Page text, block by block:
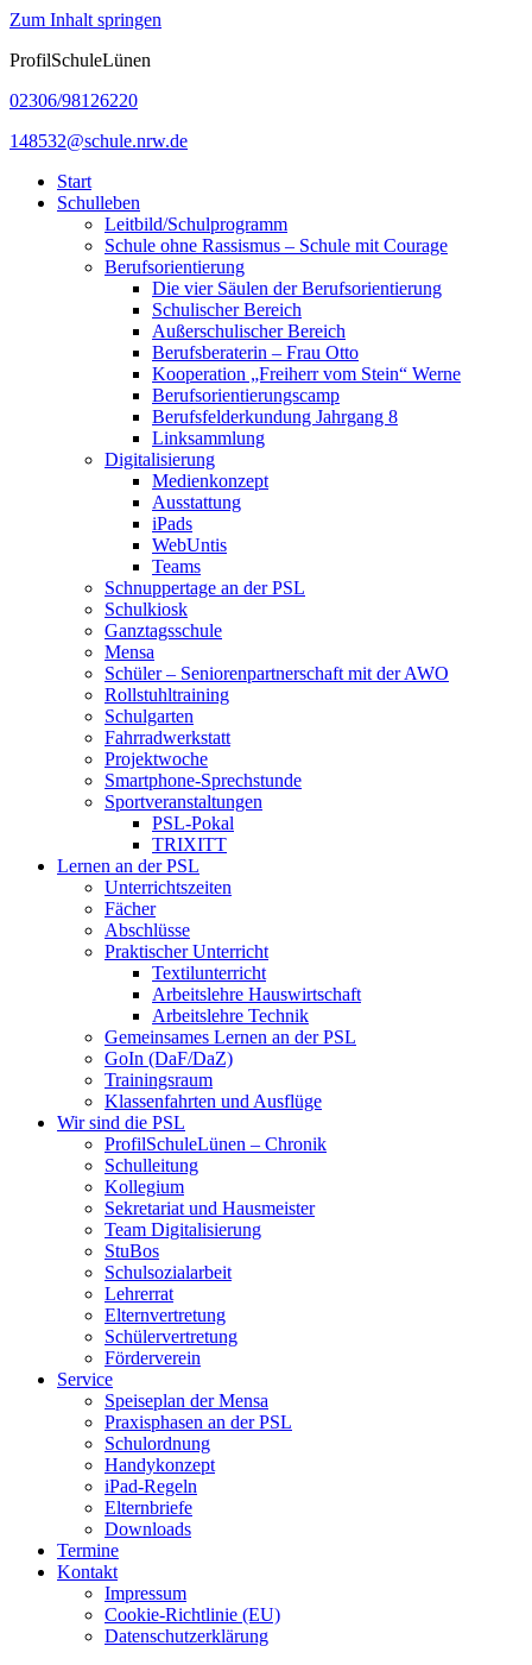
Zum Inhalt springen
ProfilSchuleLünen
02306/98126220
148532@schule.nrw.de
Start
Schulleben
Leitbild/Schulprogramm
Schule ohne Rassismus – Schule mit Courage
Berufsorientierung
Die vier Säulen der Berufsorientierung
Schulischer Bereich
Außerschulischer Bereich
Berufsberaterin – Frau Otto
Kooperation „Freiherr vom Stein“ Werne
Berufsorientierungscamp
Berufsfelderkundung Jahrgang 8
Linksammlung
Digitalisierung
Medienkonzept
Ausstattung
iPads
WebUntis
Teams
Schnuppertage an der PSL
Schulkiosk
Ganztagsschule
Mensa
Schüler – Seniorenpartnerschaft mit der AWO
Rollstuhltraining
Schulgarten
Fahrradwerkstatt
Projektwoche
Smartphone-Sprechstunde
Sportveranstaltungen
PSL-Pokal
TRIXITT
Lernen an der PSL
Unterrichtszeiten
Fächer
Abschlüsse
Praktischer Unterricht
Textilunterricht
Arbeitslehre Hauswirtschaft
Arbeitslehre Technik
Gemeinsames Lernen an der PSL​
GoIn (DaF/DaZ)
Trainingsraum
Klassenfahrten und Ausflüge
Wir sind die PSL
ProfilSchuleLünen – Chronik
Schulleitung
Kollegium
Sekretariat und Hausmeister
Team Digitalisierung
StuBos
Schulsozialarbeit
Lehrerrat
Elternvertretung
Schülervertretung
Förderverein
Service
Speiseplan der Mensa
Praxisphasen an der PSL
Schulordnung
Handykonzept
iPad-Regeln
Elternbriefe
Downloads
Termine
Kontakt
Impressum
Cookie-Richtlinie (EU)
Datenschutzerklärung